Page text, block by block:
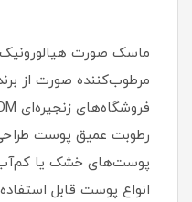
ماسک صورت
رطوبت عمیق پوست
پوست‌های خشک یا کم‌آب
انواع پوست قابل